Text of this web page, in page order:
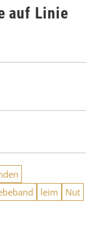
auf Linie
leim
Nut